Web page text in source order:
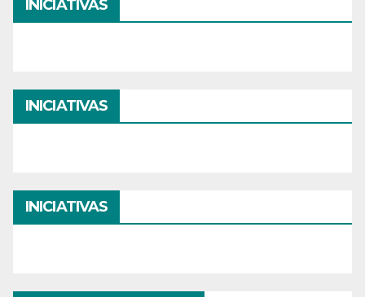
INICIATIVAS
INICIATIVAS
INICIATIVAS